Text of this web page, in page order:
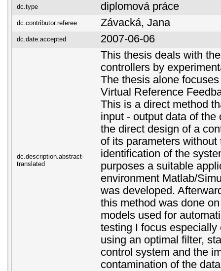
dc.type diplomová práce
dc.contributor.referee Závacká, Jana
dc.date.accepted 2007-06-06
dc.description.abstract-
translated
This thesis deals with
controllers by
The thesis alone
Virtual Reference
This is a direct method
input - output data of the
the direct design of a
of its parameters
identification of the
purposes a suitable
environment Matlab/
was developed.
this method was done
models used for
testing I focus especially
using an optimal filter,
control system and the
contamination of the